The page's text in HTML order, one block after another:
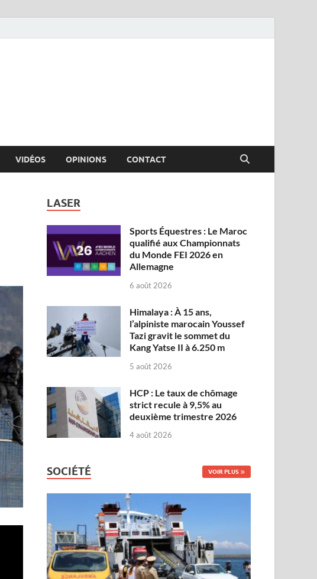
VIDÉOS OPINIONS CONTACT
LASER
Sports Équestres : Le Maroc
qualifié aux Championnats
du Monde FEI 2026 en
Allemagne
6 août 2026
Himalaya : À 15 ans,
l’alpiniste marocain Youssef
Tazi gravit le sommet du
Kang Yatse II à 6.250 m
5 août 2026
HCP : Le taux de chômage
strict recule à 9,5% au
deuxième trimestre 2026
4 août 2026
SOCIÉTÉ VOIR PLUS